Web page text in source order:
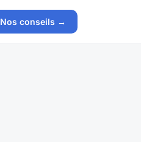
Nos conseils →